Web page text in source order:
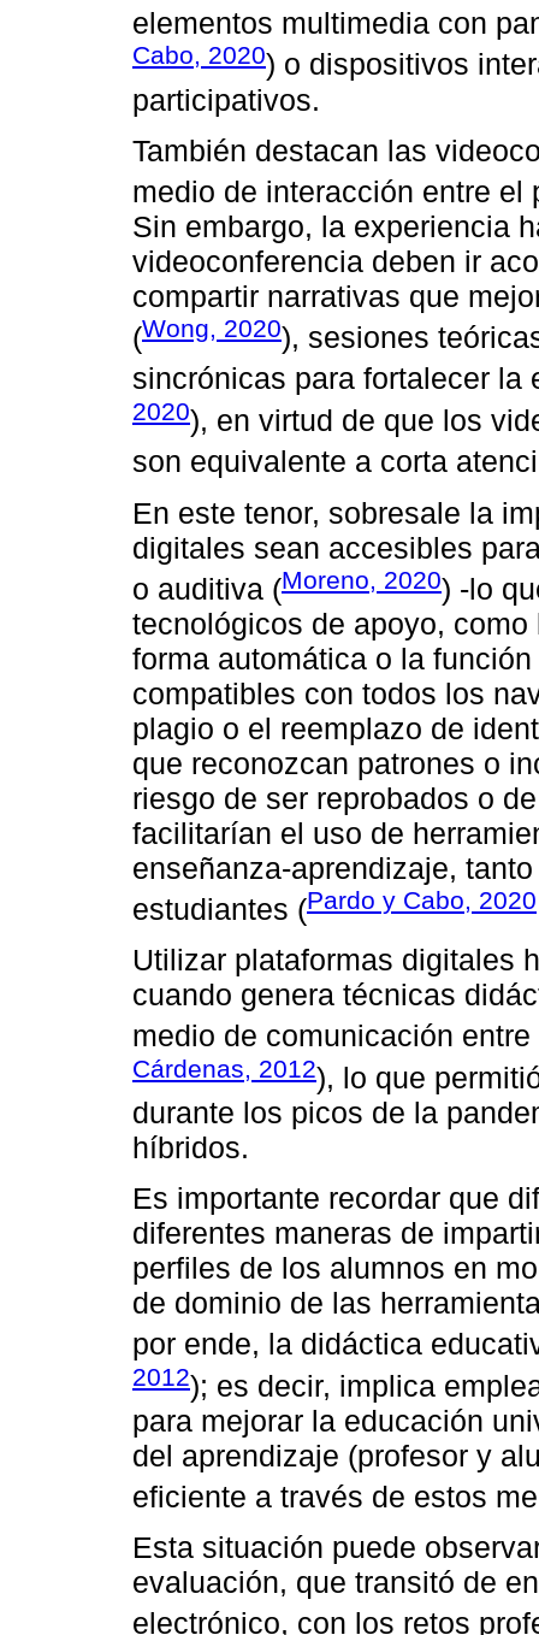
elementos multimedia con
Cabo, 2020) o dispositivos
participativos.
También destacan las
medio de interacción entre el
Sin embargo, la experiencia
videoconferencia deben ir
compartir narrativas que
(Wong, 2020), sesiones
sincrónicas para fortalecer la
2020), en virtud de que los
son equivalente a corta
En este tenor, sobresale la
digitales sean accesibles
o auditiva (Moreno, 2020) -lo
tecnológicos de apoyo,
forma automática o la
compatibles con todos los
plagio o el reemplazo de
que reconozcan patrones o
riesgo de ser reprobados o
facilitarían el uso de
enseñanza-aprendizaje,
estudiantes (Pardo y Cabo, 2020
Utilizar plataformas digitales
cuando genera técnicas
medio de comunicación
Cárdenas, 2012), lo que
durante los picos de la
híbridos.
Es importante recordar que
diferentes maneras de
perfiles de los alumnos en
de dominio de las
por ende, la didáctica
2012); es decir, implica
para mejorar la educación
del aprendizaje (profesor y
eficiente a través de estos
Esta situación puede
evaluación, que transitó de
electrónico, con los retos